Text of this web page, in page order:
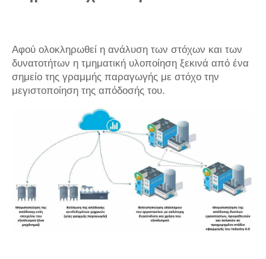
Αφού ολοκληρωθεί η ανάλυση των στόχων και των
δυνατοτήτων η τμηματική υλοποίηση ξεκινά από ένα
σημείο της γραμμής παραγωγής με στόχο την
μεγιστοποίηση της απόδοσής του.